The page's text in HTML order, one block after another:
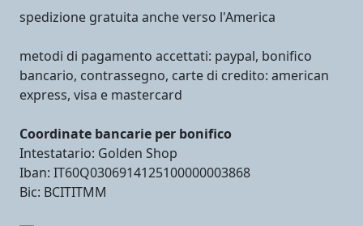
spedizione gratuita anche verso l'America
metodi di pagamento accettati: paypal, bonifico
bancario, contrassegno, carte di credito: american
express, visa e mastercard
Coordinate bancarie per bonifico
Intestatario: Golden Shop
Iban: IT60Q0306914125100000003868
Bic: BCITITMM